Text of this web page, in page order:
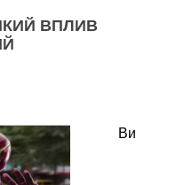
ВПЛИВ
Ви